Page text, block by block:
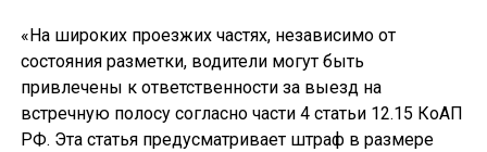
«На широких проезжих частях, независимо от
состояния разметки, водители могут быть
привлечены к ответственности за выезд на
встречную полосу согласно части 4 статьи 12.15 КоАП
РФ. Эта статья предусматривает штраф в размере